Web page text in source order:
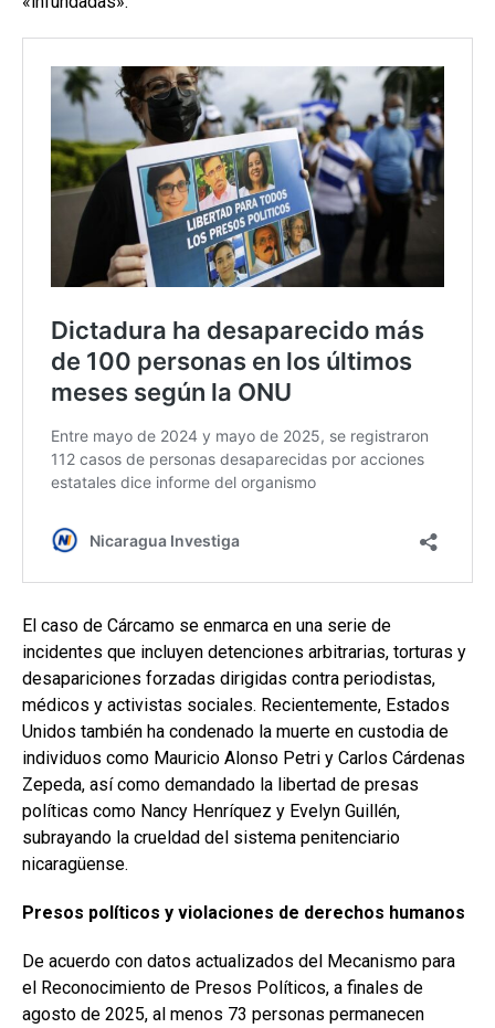
El caso de Cárcamo se enmarca en una serie de
incidentes que incluyen detenciones arbitrarias, torturas y
desapariciones forzadas dirigidas contra periodistas,
médicos y activistas sociales. Recientemente, Estados
Unidos también ha condenado la muerte en custodia de
individuos como Mauricio Alonso Petri y Carlos Cárdenas
Zepeda, así como demandado la libertad de presas
políticas como Nancy Henríquez y Evelyn Guillén,
subrayando la crueldad del sistema penitenciario
nicaragüense.
Presos políticos y violaciones de derechos humanos
De acuerdo con datos actualizados del Mecanismo para
el Reconocimiento de Presos Políticos, a finales de
agosto de 2025, al menos 73 personas permanecen